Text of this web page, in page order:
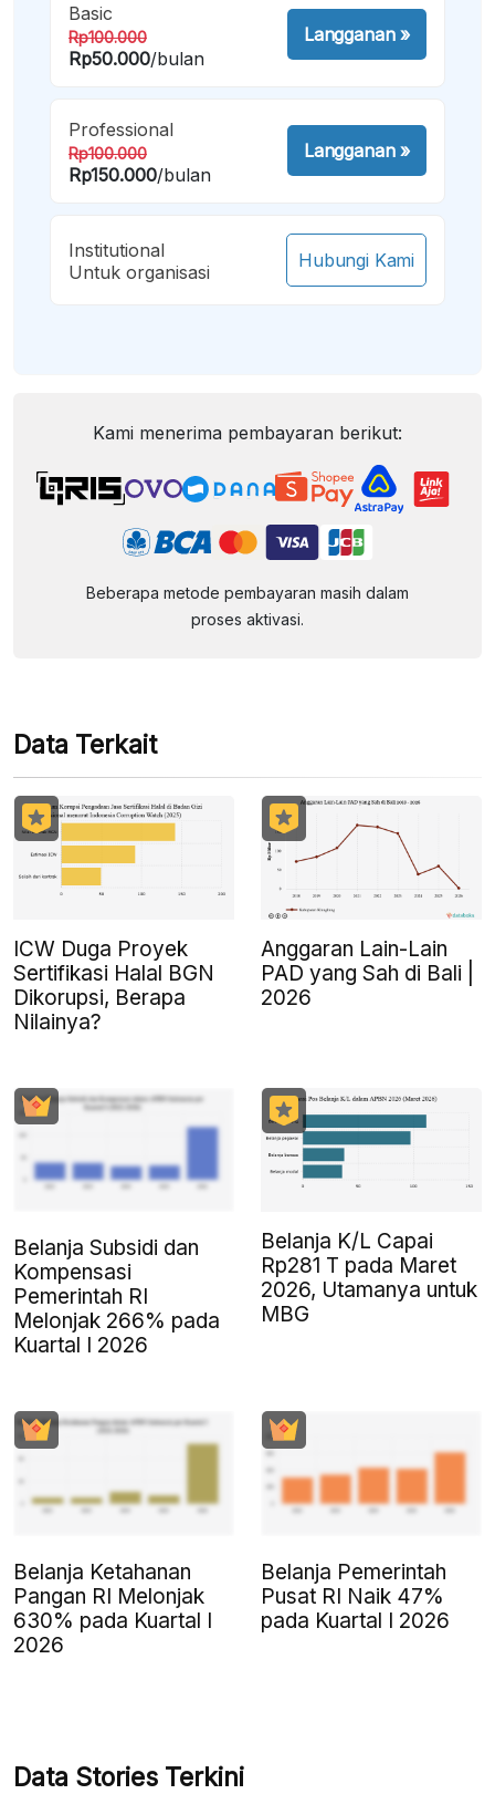
Basic
Rp100.000
Rp50.000/bulan
Langganan»
Professional
Rp100.000
Rp150.000/bulan
Langganan»
Institutional
Untuk organisasi
Hubungi Kami
Kami menerima pembayaran berikut:
Beberapa metode pembayaran masih dalam
proses aktivasi.
Data Terkait
ICW Duga Proyek
Sertifikasi Halal BGN
Dikorupsi, Berapa
Nilainya?
Anggaran Lain-Lain
PAD yang Sah di Bali |
2026
Belanja Subsidi dan
Kompensasi
Pemerintah RI
Melonjak 266% pada
Kuartal I 2026
Belanja K/L Capai
Rp281 T pada Maret
2026, Utamanya untuk
MBG
Belanja Ketahanan
Pangan RI Melonjak
630% pada Kuartal I
2026
Belanja Pemerintah
Pusat RI Naik 47%
pada Kuartal I 2026
Data Stories Terkini